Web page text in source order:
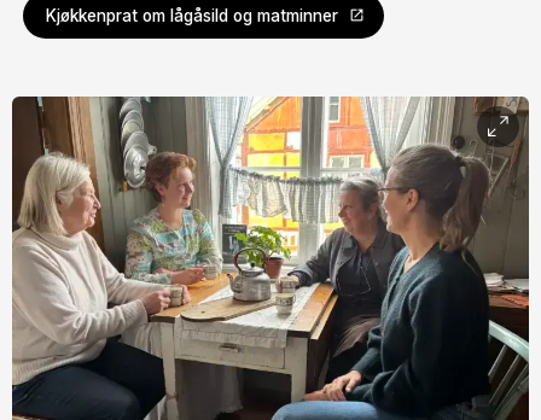
Kjøkkenprat om lågåsild og matminner